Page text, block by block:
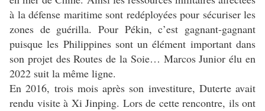
à la défense maritime sont redéployées pour sécuriser les
zones de guérilla. Pour Pékin, c’est gagnant-gagnant
puisque les Philippines sont un élément important dans
son projet des Routes de la Soie… Marcos Junior élu en
2022 suit la même ligne.
En 2016, trois mois après son investiture, Duterte avait
rendu visite à Xi Jinping. Lors de cette rencontre, ils ont